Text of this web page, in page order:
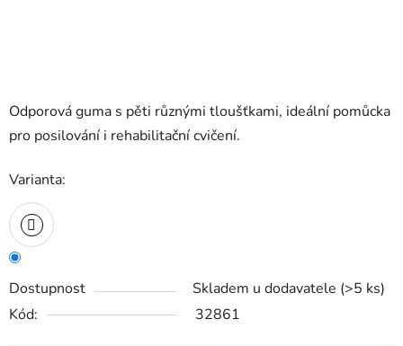
Odporová guma s pěti různými tloušťkami, ideální pomůcka
pro posilování i rehabilitační cvičení.
Varianta:
Dostupnost Skladem u dodavatele (>5 ks)
Kód:
32861